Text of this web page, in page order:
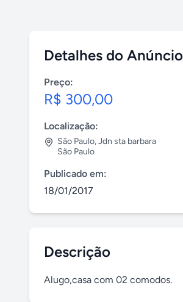
Detalhes do Anúncio
Preço:
R$ 300,00
Localização:
São Paulo,Jdn sta barbara
São Paulo
Publicado em:
18/01/2017
Descrição
Alugo,casa com 02 comodos.